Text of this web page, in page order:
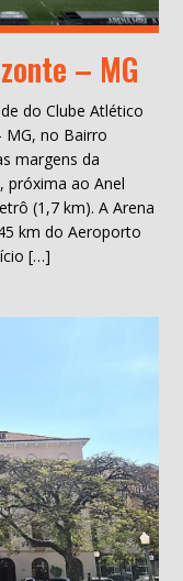
– MG
do Clube Atlético
MG, no Bairro
margens da
próxima ao Anel
(1,7 km). A Arena
km do Aeroporto
[…]